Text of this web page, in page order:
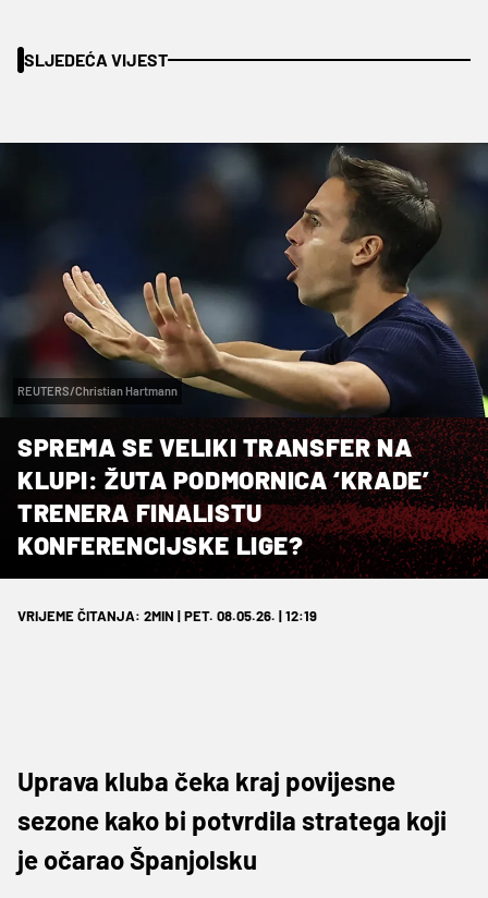
SLJEDEĆA VIJEST
REUTERS/Christian Hartmann
SPREMA SE VELIKI TRANSFER NA
KLUPI: ŽUTA PODMORNICA ‘KRADE’
TRENERA FINALISTU
KONFERENCIJSKE LIGE?
VRIJEME ČITANJA: 2MIN | PET. 08.05.26. | 12:19
Uprava kluba čeka kraj povijesne
sezone kako bi potvrdila stratega koji
je očarao Španjolsku